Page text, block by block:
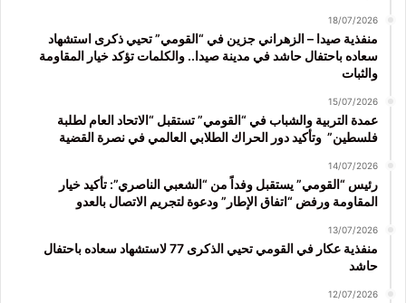
18/07/2026
منفذية صيدا – الزهراني جزين في “القومي” تحيي ذكرى استشهاد
سعاده باحتفال حاشد في مدينة صيدا.. والكلمات تؤكد خيار المقاومة
والثبات
15/07/2026
عمدة التربية والشباب في “القومي” تستقبل “الاتحاد العام لطلبة
فلسطين” وتأكيد دور الحراك الطلابي العالمي في نصرة القضية
14/07/2026
رئيس “القومي” يستقبل وفداً من “الشعبي الناصري”: تأكيد خيار
المقاومة ورفض “اتفاق الإطار” ودعوة لتجريم الاتصال بالعدو
13/07/2026
منفذية عكار في القومي تحيي الذكرى 77 لاستشهاد سعاده باحتفال
حاشد
12/07/2026